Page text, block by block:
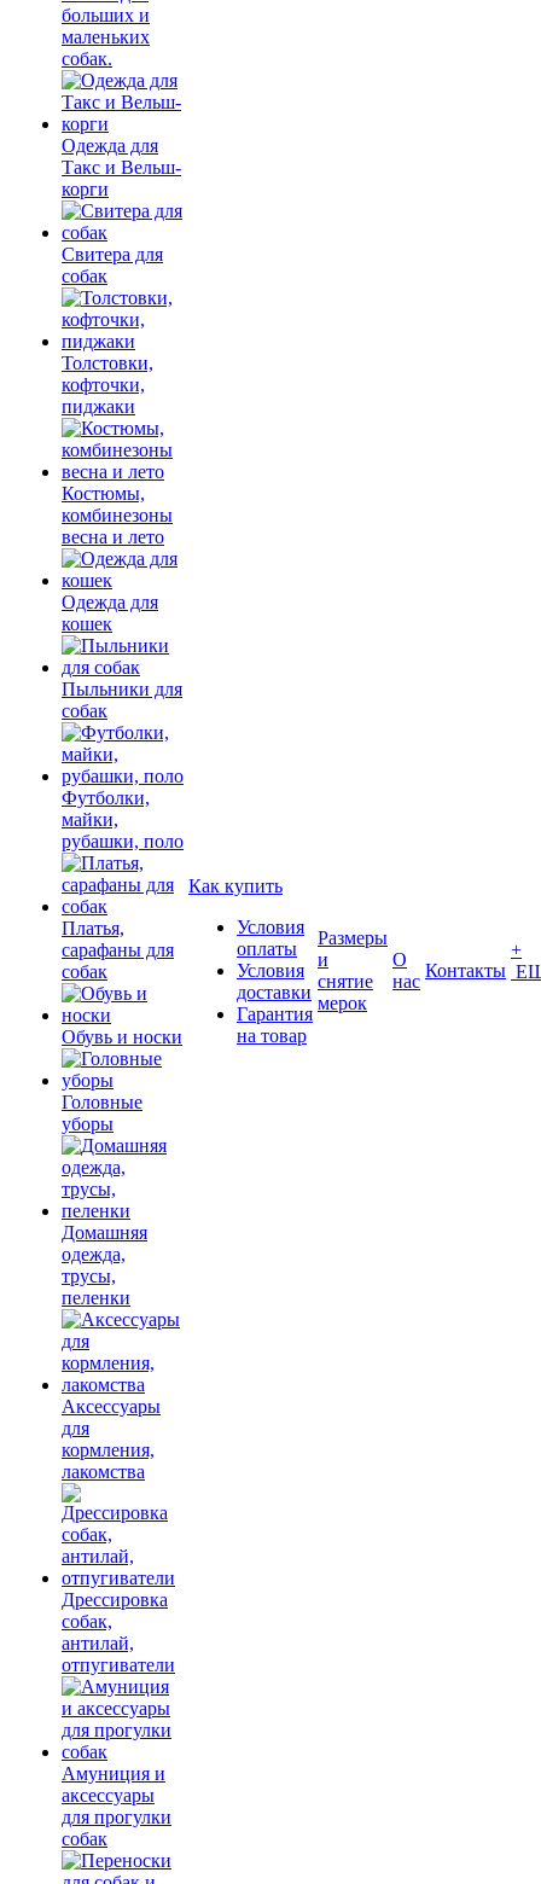
больших и
маленьких
собак.
Одежда для
Такс и Вельш-
корги
Свитера для
собак
Толстовки,
кофточки,
пиджаки
Костюмы,
комбинезоны
весна и лето
Одежда для
кошек
Пыльники для
собак
Футболки,
майки,
рубашки, поло
Платья,
сарафаны для
собак
Обувь и носки
Головные
уборы
Домашняя
одежда,
трусы,
пеленки
Аксессуары
для
кормления,
лакомства
Дрессировка
собак,
антилай,
отпугиватели
Амуниция и
аксессуары
для прогулки
собак
Как купить
Условия
оплаты
Условия
доставки
Гарантия
на товар
Размеры
и
снятие
мерок
О
нас
Контакты
+